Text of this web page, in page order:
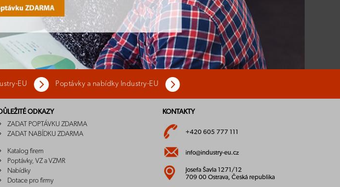
EU Poptávky a nabídky Industry-EU
DŮLEŽITÉ ODKAZY
ZADAT POPTÁVKU ZDARMA
ZADAT NABÍDKU ZDARMA
Katalog firem
Poptávky, VZ a VZMR
Nabídky
Dotace pro firmy
KONTAKTY
+420 605 777 111
info@industry-eu.cz
Josefa Šavla 1271/12
709 00 Ostrava, Česká republika